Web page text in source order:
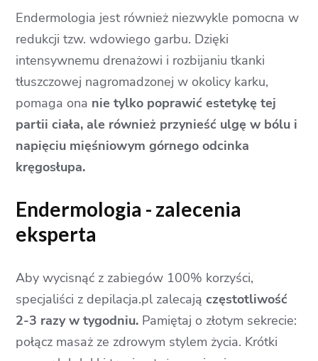
Endermologia jest również niezwykle pomocna w
redukcji tzw. wdowiego garbu. Dzięki
intensywnemu drenażowi i rozbijaniu tkanki
tłuszczowej nagromadzonej w okolicy karku,
pomaga ona nie tylko poprawić estetykę tej
partii ciała, ale również przynieść ulgę w bólu i
napięciu mięśniowym górnego odcinka
kręgosłupa.
Endermologia - zalecenia
eksperta
Aby wycisnąć z zabiegów 100% korzyści,
specjaliści z depilacja.pl zalecają częstotliwość
2-3 razy w tygodniu. Pamiętaj o złotym sekrecie:
połącz masaż ze zdrowym stylem życia. Krótki